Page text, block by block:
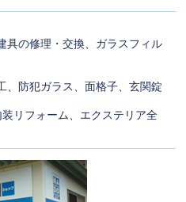
具の修理・交換、ガラスフィル
防犯ガラス、面格子、玄関錠
リフォーム、エクステリア全